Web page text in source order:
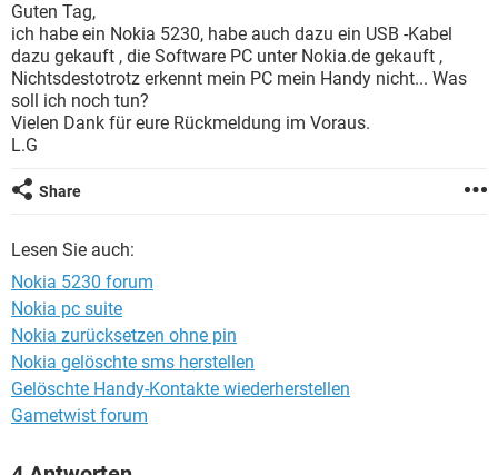
FACEBOOK
WHATSAPP TIKTOK
FACEBOOK HARDWARE
ANDROID
WINDOWS 10 INSTAGRAM
WHATSAPP
FACEBOOK HARDWARE
Guten Tag,
ich habe ein Nokia 5230, habe auch dazu ein USB -Kabel
dazu gekauft , die Software PC unter Nokia.de gekauft ,
Nichtsdestotrotz erkennt mein PC mein Handy nicht... Was
soll ich noch tun?
Vielen Dank für eure Rückmeldung im Voraus.
L.G
Share
Lesen Sie auch:
Nokia 5230 forum
Nokia pc suite
Nokia zurücksetzen ohne pin
Nokia gelöschte sms herstellen
Gelöschte Handy-Kontakte wiederherstellen
Gametwist forum